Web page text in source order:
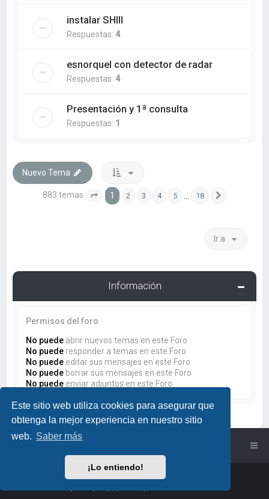
Este sitio web utiliza cookies para asegurar que
obtenga la mejor experiencia en nuestro sitio
web. Saber más
¡Lo entiendo!
instalar SHIII
Respuestas:4
esnorquel con detector de radar
Respuestas:4
Presentación y 1ª consulta
Respuestas: 1
Nuevo Tema
883 temas Página 1de 18
1 2 3 4 5 18
Ir a
Información
Permisos del foro
No puede abrir nuevos temas en este Foro
No puede responder a temas en este Foro
No puede editar sus mensajes en este Foro
No puede borrar sus mensajes en este Foro
No puede enviar adjuntos en este Foro
phpBB
PlanetStyles